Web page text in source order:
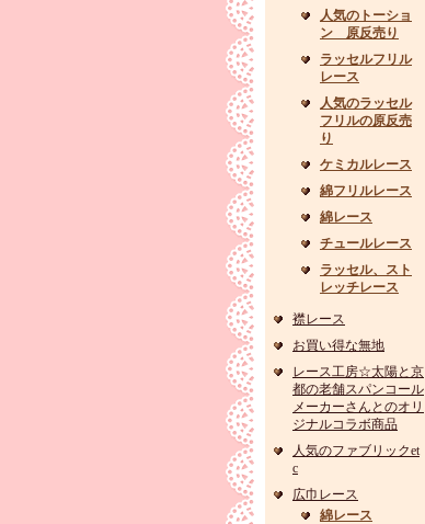
人気のトーショ
ン 原反売り
ラッセルフリル
レース
人気のラッセル
フリルの原反売
り
ケミカルレース
綿フリルレース
綿レース
チュールレース
ラッセル、スト
レッチレース
襟レース
お買い得な無地
レース工房☆太陽と京
都の老舗スパンコール
メーカーさんとのオリ
ジナルコラボ商品
人気のファブリックet
c
広巾レース
綿レース